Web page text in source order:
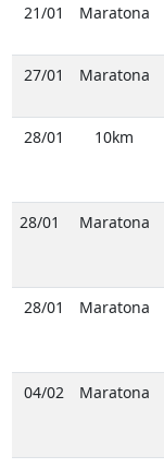
21/01 Maratona
27/01 Maratona
28/01 10km
28/01 Maratona
28/01 Maratona
04/02 Maratona